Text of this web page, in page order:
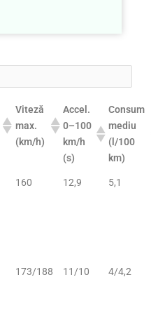
Viteză
max.
(km/h)
Accel.
0–100
km/h
(s)
Consum
mediu
(l/100
km)
160 12,9 5,1
173/188 11/10 4/4,2